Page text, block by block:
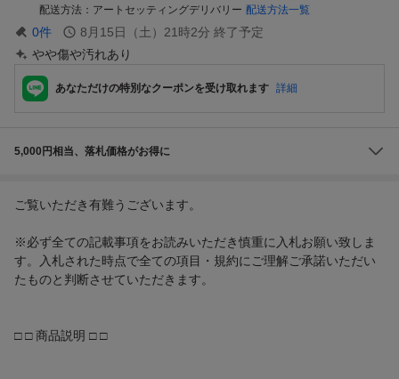
配送方法 アートセッティングデリバリー 配送方法一覧
0件 8月15日（土）21時2分 終了予定
やや傷や汚れあり
あなただけの特別なクーポンを受け取れます 詳細
5,000円相当、落札価格がお得に
ご覧いただき有難うございます。
※必ず全ての記載事項をお読みいただき慎重に入札お願い致しま
す。入札された時点で全ての項目・規約にご理解ご承諾いただい
たものと判断させていただきます。
□ □ 商品説明 □ □